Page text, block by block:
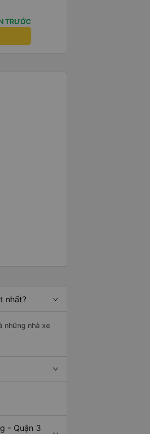
TRƯỚC
nhất?
những nhà xe
- Quận 3